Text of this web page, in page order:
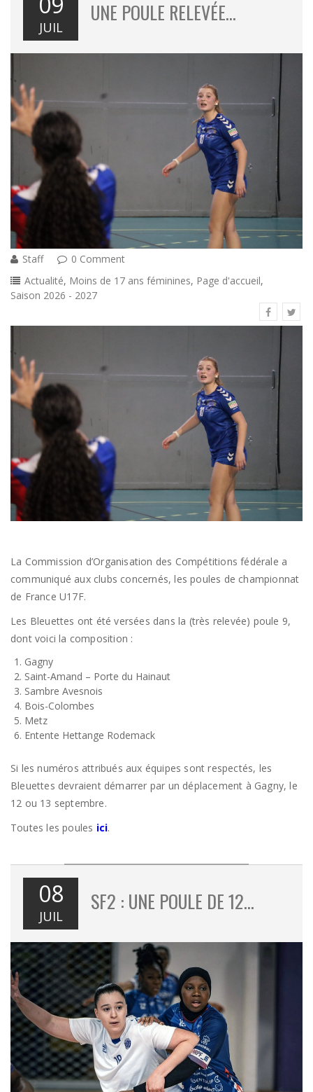
JUIL
UNE POULE RELEVÉE…
Staff
0 Comment
Actualité, Moins de 17 ans féminines, Page d'accueil,
Saison 2026 - 2027
La Commission d’Organisation des Compétitions fédérale a
communiqué aux clubs concernés, les poules de championnat
de France U17F.
Les Bleuettes ont été versées dans la (très relevée) poule 9,
dont voici la composition :
Gagny
Saint-Amand – Porte du Hainaut
Sambre Avesnois
Bois-Colombes
Metz
Entente Hettange Rodemack
Si les numéros attribués aux équipes sont respectés, les
Bleuettes devraient démarrer par un déplacement à Gagny, le
12 ou 13 septembre.
Toutes les poules ici.
08
JUIL
SF2 : UNE POULE DE 12…